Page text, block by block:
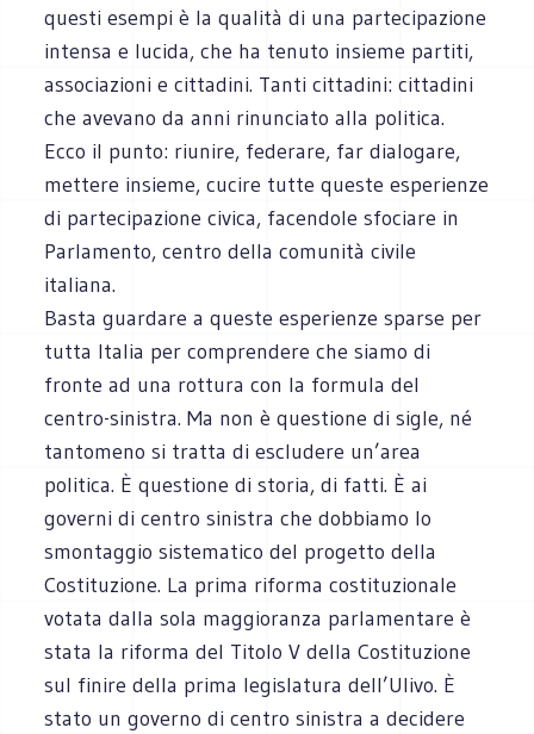
questi esempi è la qualità di una partecipazione
intensa e lucida, che ha tenuto insieme partiti,
associazioni e cittadini. Tanti cittadini: cittadini
che avevano da anni rinunciato alla politica.
Ecco il punto: riunire, federare, far dialogare,
mettere insieme, cucire tutte queste esperienze
di partecipazione civica, facendole sfociare in
Parlamento, centro della comunità civile
italiana.
Basta guardare a queste esperienze sparse per
tutta Italia per comprendere che siamo di
fronte ad una rottura con la formula del
centro-sinistra. Ma non è questione di sigle, né
tantomeno si tratta di escludere un’area
politica. È questione di storia, di fatti. È ai
governi di centro sinistra che dobbiamo lo
smontaggio sistematico del progetto della
Costituzione. La prima riforma costituzionale
votata dalla sola maggioranza parlamentare è
stata la riforma del Titolo V della Costituzione
sul finire della prima legislatura dell’Ulivo. È
stato un governo di centro sinistra a decidere